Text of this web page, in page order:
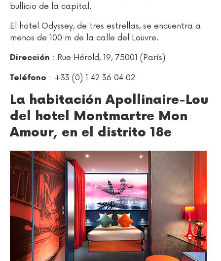
bullicio de la capital.
El hotel Odyssey, de tres estrellas, se encuentra a
menos de 100 m de la calle del Louvre.
Dirección : Rue Hérold, 19, 75001 (París)
Teléfono : +33 (0) 1 42 36 04 02
La habitación Apollinaire-Lou
del hotel Montmartre Mon
Amour, en el distrito 18e